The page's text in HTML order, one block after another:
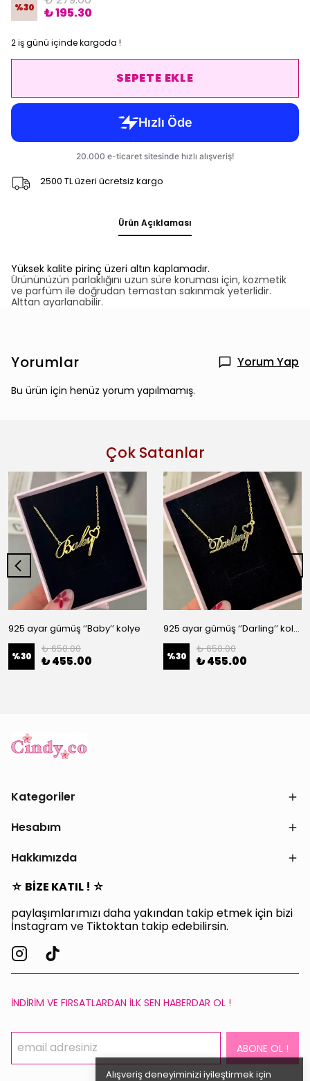
Alışveriş deneyiminizi iyileştirmek için
%30
₺ 195.30
2 iş günü içinde kargoda !
SEPETE EKLE
2500 TL üzeri ücretsiz kargo
Ürün Açıklaması
Yüksek kalite pirinç üzeri altın kaplamadır.
Ürününüzün parlaklığını uzun süre koruması için, kozmetik
ve parfüm ile doğrudan temastan sakınmak yeterlidir.
Alttan ayarlanabilir.
Yorumlar Yorum Yap
Bu ürün için henüz yorum yapılmamış.
Çok Satanlar
925 ayar gümüş ‘’Baby’’ kolye
%30
₺ 650.00
₺ 455.00
925 ayar gümüş ‘’Darling’’ kolye
%30
₺ 650.00
₺ 455.00
Kategoriler
Hesabım
Hakkımızda
☆ BİZE KATIL ! ☆
paylaşımlarımızı daha yakından takip etmek için bizi
İnstagram ve Tiktoktan takip edebilirsin.
İNDİRİM VE FIRSATLARDAN İLK SEN HABERDAR OL !
ABONE OL !